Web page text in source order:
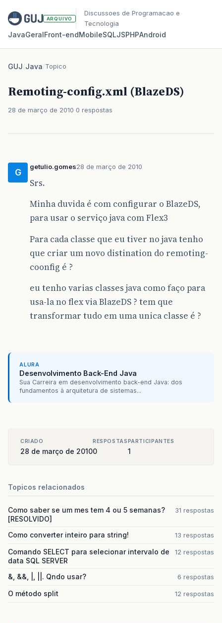
ARQUIVO
Discussoes de Programacao e
Tecnologia
JavaGeralFront‑endMobileSQLJSPHPAndroid
GUJ/Java/Topico
Remoting-config.xml (BlazeDS)
28 de março de 2010 0 respostas
G
getulio.gomes28 de março de 2010
Srs.
Minha duvida é com configurar o BlazeDS,
para usar o serviço java com Flex3
Para cada classe que eu tiver no java tenho
que criar um novo distination do remoting-
coonfig é ?
eu tenho varias classes java como faço para
usa-la no flex via BlazeDS ? tem que
transformar tudo em uma unica classe é ?
ALURA
Desenvolvimento Back-End Java
Sua Carreira em desenvolvimento back-end Java: dos
fundamentos à arquitetura de sistemas...
CRIADO
28 de março de 2010
RESPOSTAS
0
PARTICIPANTES
1
Topicos relacionados
Como saber se um mes tem 4 ou 5 semanas?
[RESOLVIDO]
31 respostas
Como converter inteiro para string! 13 respostas
Comando SELECT para selecionar intervalo de
data SQL SERVER
12 respostas
&, &&, |, ||. Qndo usar? 6 respostas
O método split 12 respostas